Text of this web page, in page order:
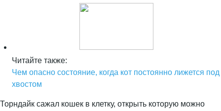
Читайте также:
Чем опасно состояние, когда кот постоянно лижется под
хвостом
Торндайк сажал кошек в клетку, открыть которую можно